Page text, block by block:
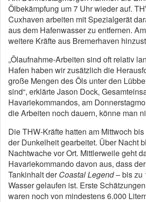
Ölbekämpfung um 7 Uhr wieder auf.
Cuxhaven arbeiten mit Spezialgerät
aus dem Hafenwasser zu entfernen.
weitere Kräfte aus Bremerhaven
„Ölaufnahme-Arbeiten sind oft relativ
Hafen haben wir zusätzlich die
große Mengen des Öls unter den
sind“, erklärte Jason Dock,
Havariekommandos, am
die Arbeiten noch dauern, könne man
Die THW-Kräfte hatten am Mittwoch
der Dunkelheit gearbeitet. Über Nacht
Nachtwache vor Ort. Mittlerweile geht
Havariekommando davon aus, dass
Tankinhalt derCoastal Legend– bis zu
Wasser gelaufen ist. Erste
waren noch von mindestens 6.000